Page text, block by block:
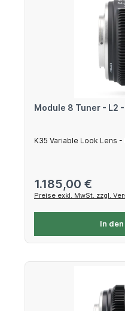
Module 8 Tuner - L2
K35 Variable Look Lens -
Regulärer Preis:
1.185,00 €
Preise exkl. MwSt. zzgl.
In